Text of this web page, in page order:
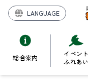
LANGUAGE
総合案内
イベント
ふれあい